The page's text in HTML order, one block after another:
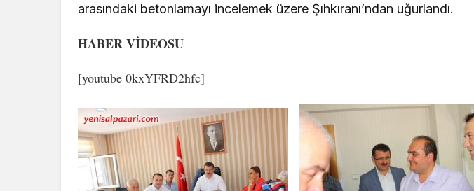
arasındaki betonlamayı incelemek üzere Şıhkıranı’ndan uğurlandı.
HABER VİDEOSU
[youtube 0kxYFRD2hfc]